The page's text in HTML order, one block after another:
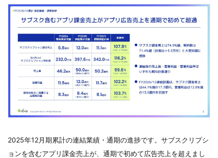
2025年12月期累計の連結業績・通期の進捗です。サブスクリプシ
ョンを含むアプリ課金売上が、通期で初めて広告売上を超えまし